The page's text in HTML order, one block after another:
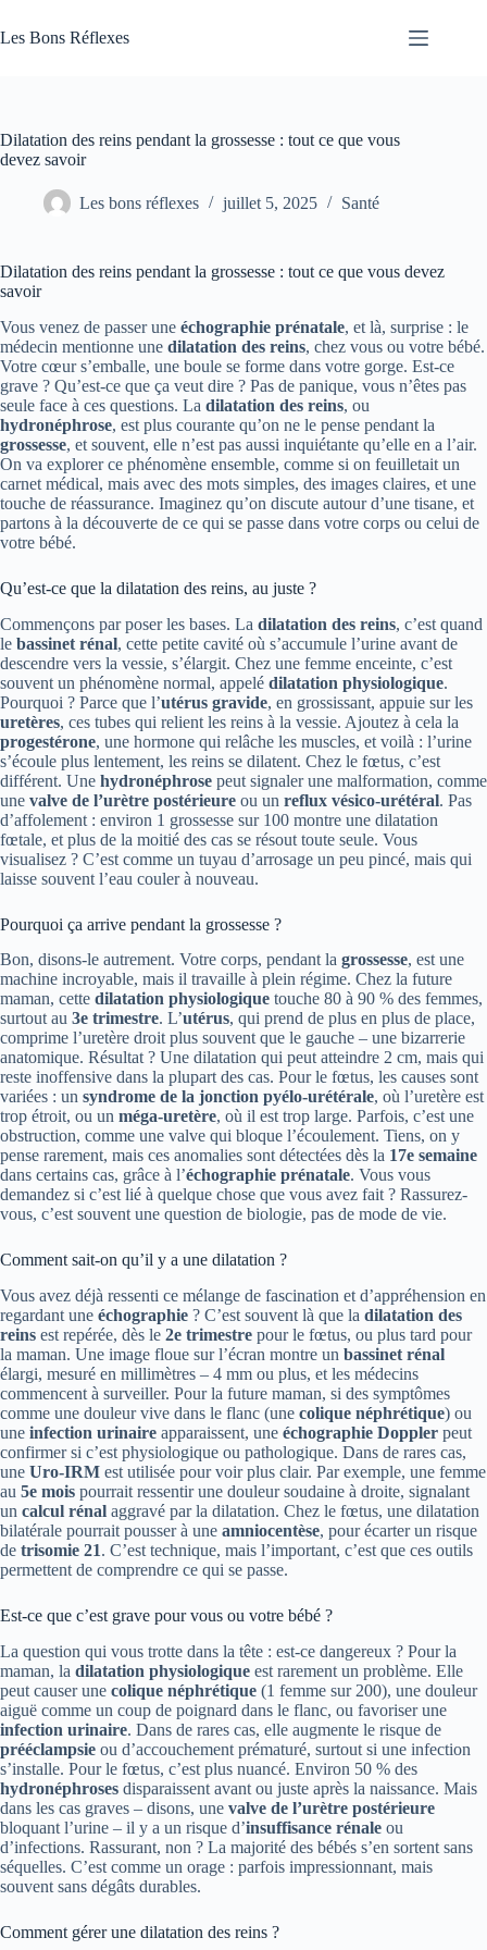
au
contenu
Les Bons Réflexes
Dilatation des reins pendant la grossesse : tout ce que vous
devez savoir
Les bons réflexes juillet 5, 2025 Santé
Dilatation des reins pendant la grossesse : tout ce que vous devez
savoir
Vous venez de passer une échographie prénatale, et là, surprise : le
médecin mentionne une dilatation des reins, chez vous ou votre bébé.
Votre cœur s’emballe, une boule se forme dans votre gorge. Est-ce
grave ? Qu’est-ce que ça veut dire ? Pas de panique, vous n’êtes pas
seule face à ces questions. La dilatation des reins, ou
hydronéphrose, est plus courante qu’on ne le pense pendant la
grossesse, et souvent, elle n’est pas aussi inquiétante qu’elle en a l’air.
On va explorer ce phénomène ensemble, comme si on feuilletait un
carnet médical, mais avec des mots simples, des images claires, et une
touche de réassurance. Imaginez qu’on discute autour d’une tisane, et
partons à la découverte de ce qui se passe dans votre corps ou celui de
votre bébé.
Qu’est-ce que la dilatation des reins, au juste ?
Commençons par poser les bases. La dilatation des reins, c’est quand
le bassinet rénal, cette petite cavité où s’accumule l’urine avant de
descendre vers la vessie, s’élargit. Chez une femme enceinte, c’est
souvent un phénomène normal, appelé dilatation physiologique.
Pourquoi ? Parce que l’utérus gravide, en grossissant, appuie sur les
uretères, ces tubes qui relient les reins à la vessie. Ajoutez à cela la
progestérone, une hormone qui relâche les muscles, et voilà : l’urine
s’écoule plus lentement, les reins se dilatent. Chez le fœtus, c’est
différent. Une hydronéphrose peut signaler une malformation, comme
une valve de l’urètre postérieure ou un reflux vésico-urétéral. Pas
d’affolement : environ 1 grossesse sur 100 montre une dilatation
fœtale, et plus de la moitié des cas se résout toute seule. Vous
visualisez ? C’est comme un tuyau d’arrosage un peu pincé, mais qui
laisse souvent l’eau couler à nouveau.
Pourquoi ça arrive pendant la grossesse ?
Bon, disons-le autrement. Votre corps, pendant la grossesse, est une
machine incroyable, mais il travaille à plein régime. Chez la future
maman, cette dilatation physiologique touche 80 à 90 % des femmes,
surtout au 3e trimestre. L’utérus, qui prend de plus en plus de place,
comprime l’uretère droit plus souvent que le gauche – une bizarrerie
anatomique. Résultat ? Une dilatation qui peut atteindre 2 cm, mais qui
reste inoffensive dans la plupart des cas. Pour le fœtus, les causes sont
variées : un syndrome de la jonction pyélo-urétérale, où l’uretère est
trop étroit, ou un méga-uretère, où il est trop large. Parfois, c’est une
obstruction, comme une valve qui bloque l’écoulement. Tiens, on y
pense rarement, mais ces anomalies sont détectées dès la 17e semaine
dans certains cas, grâce à l’échographie prénatale. Vous vous
demandez si c’est lié à quelque chose que vous avez fait ? Rassurez-
vous, c’est souvent une question de biologie, pas de mode de vie.
Comment sait-on qu’il y a une dilatation ?
Vous avez déjà ressenti ce mélange de fascination et d’appréhension en
regardant une échographie ? C’est souvent là que la dilatation des
reins est repérée, dès le 2e trimestre pour le fœtus, ou plus tard pour
la maman. Une image floue sur l’écran montre un bassinet rénal
élargi, mesuré en millimètres – 4 mm ou plus, et les médecins
commencent à surveiller. Pour la future maman, si des symptômes
comme une douleur vive dans le flanc (une colique néphrétique) ou
une infection urinaire apparaissent, une échographie Doppler peut
confirmer si c’est physiologique ou pathologique. Dans de rares cas,
une Uro-IRM est utilisée pour voir plus clair. Par exemple, une femme
au 5e mois pourrait ressentir une douleur soudaine à droite, signalant
un calcul rénal aggravé par la dilatation. Chez le fœtus, une dilatation
bilatérale pourrait pousser à une amniocentèse, pour écarter un risque
de trisomie 21. C’est technique, mais l’important, c’est que ces outils
permettent de comprendre ce qui se passe.
Est-ce que c’est grave pour vous ou votre bébé ?
La question qui vous trotte dans la tête : est-ce dangereux ? Pour la
maman, la dilatation physiologique est rarement un problème. Elle
peut causer une colique néphrétique (1 femme sur 200), une douleur
aiguë comme un coup de poignard dans le flanc, ou favoriser une
infection urinaire. Dans de rares cas, elle augmente le risque de
prééclampsie ou d’accouchement prématuré, surtout si une infection
s’installe. Pour le fœtus, c’est plus nuancé. Environ 50 % des
hydronéphroses disparaissent avant ou juste après la naissance. Mais
dans les cas graves – disons, une valve de l’urètre postérieure
bloquant l’urine – il y a un risque d’insuffisance rénale ou
d’infections. Rassurant, non ? La majorité des bébés s’en sortent sans
séquelles. C’est comme un orage : parfois impressionnant, mais
souvent sans dégâts durables.
Comment gérer une dilatation des reins ?